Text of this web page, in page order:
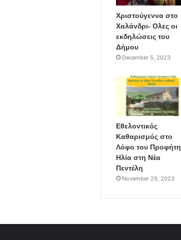
Χριστούγεννα στο
Χαλάνδρι- Ολες οι
εκδηλώσεις του
Δήμου
December 5, 2023
Εθελοντικός
Καθαρισμός στο
Λόφο του Προφήτη
Ηλία στη Νέα
Πεντέλη
November 29, 2023